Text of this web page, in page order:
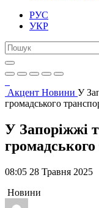
РУС
УКР
Акцент Новини У
громадського
У Запоріжжі
08:05 28 Травня 2025
Новини